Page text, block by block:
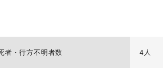
者・行方不明者数 4人